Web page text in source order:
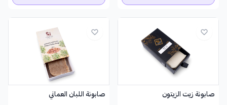
صابونة زيت الزيتون صابونة اللبان العماني